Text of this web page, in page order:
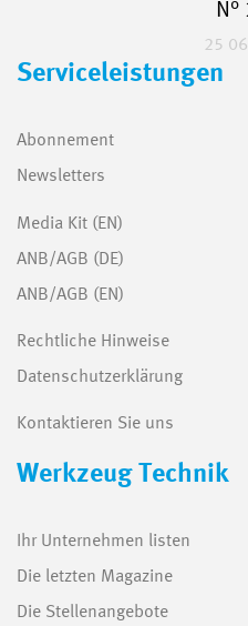
N°
25
Serviceleistungen
Abonnement
Newsletters
Media Kit (EN)
ANB/AGB (DE)
ANB/AGB (EN)
Rechtliche Hinweise
Datenschutzerklärung
Kontaktieren Sie uns
Werkzeug Technik
Ihr Unternehmen listen
Die letzten Magazine
Die Stellenangebote